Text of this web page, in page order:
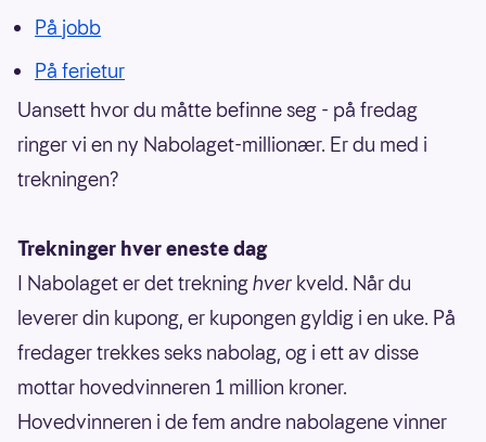
På jobb
På ferietur
Uansett hvor du måtte befinne seg - på fredag
ringer vi en ny Nabolaget-millionær. Er du med i
trekningen?
Trekninger hver eneste dag
I Nabolaget er det trekninghver kveld. Når du
leverer din kupong, er kupongen gyldig i en uke. På
fredager trekkes seks nabolag, og i ett av disse
mottar hovedvinneren 1 million kroner.
Hovedvinneren i de fem andre nabolagene vinner